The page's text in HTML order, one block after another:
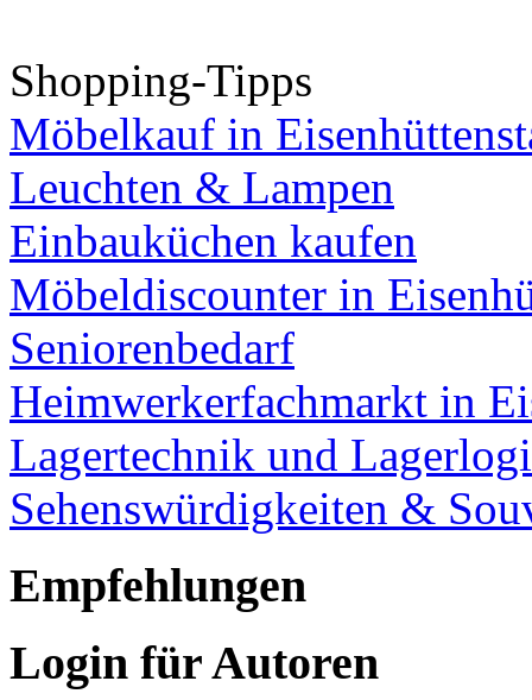
Shopping-Tipps
Möbelkauf in
Leuchten & Lampen
Einbauküchen kaufen
Möbeldiscounter in
Seniorenbedarf
Heimwerkerfachmarkt in
Lagertechnik und
Sehenswürdigkeiten &
Empfehlungen
Login für Autoren